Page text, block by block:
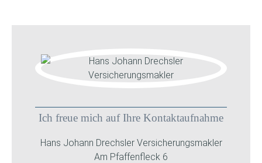
Ich freue mich auf Ihre Kontaktaufnahme
Hans Johann Drechsler Versicherungsmakler
Am Pfaffenfleck 6